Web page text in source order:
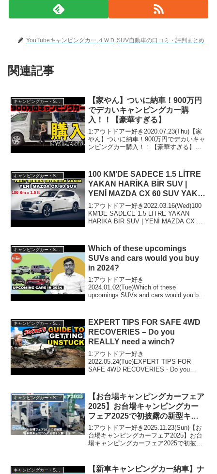
YouTubeキャンピングカー,４ＷＤ,SUV自動車の口コミ・評判まとめ
関連記事
キャンピングカー・SUV人気車種
【家やん】ついに納車！900万円
でデカいキャンピングカー購
入！！【豪華すぎる】
1:アウトドアー好き2020.07.23(Thu)【家
やん】ついに納車！900万円でデカいキャ
ンピングカー購入！！【豪華すぎる】っ
2020.07.23(Thu)この動画は注目です！3...
100 KM'DE SADECE 1.5 LİTRE
YAKAN HARİKA BİR SUV |
YENİ MAZDA CX 60 SUV YAKIT
DERDİMİZİ BİTİRECEK
1:アウトドアー好き2022.03.16(Wed)100
KM'DE SADECE 1.5 LİTRE YAKAN
HARİKA BİR SUV | YENİ MAZDA CX 60
Which of these upcomings
SUVs and cars would you buy
in 2024?
1:アウトドアー好き
2024.01.02(Tue)Which of these
upcomings SUVs and cars would you buy
キャンピングカー・SUV人気車種
EXPERT TIPS FOR SAFE 4WD
RECOVERIES – Do you
REALLY need a winch?
1:アウトドアー好き
2022.05.24(Tue)EXPERT TIPS FOR
SAFE 4WD RECOVERIES - Do you
ー好き...
キャンピングカー・SUV人気車種
【お台場キャンピングカーフェア
2025】お台場キャンピングカー
フェア2025で初披露の新型キャ
ブコンを実際に見て来た～😆
1:アウトドアー好き2025.11.23(Sun)【お
台場キャンピングカーフェア2025】お台
場キャンピングカーフェア2025で初披露
で！！2:アウトドアー好き2025....
キャンピングカー・SUV人気車種
【新車キャンピングカー納車】ナ